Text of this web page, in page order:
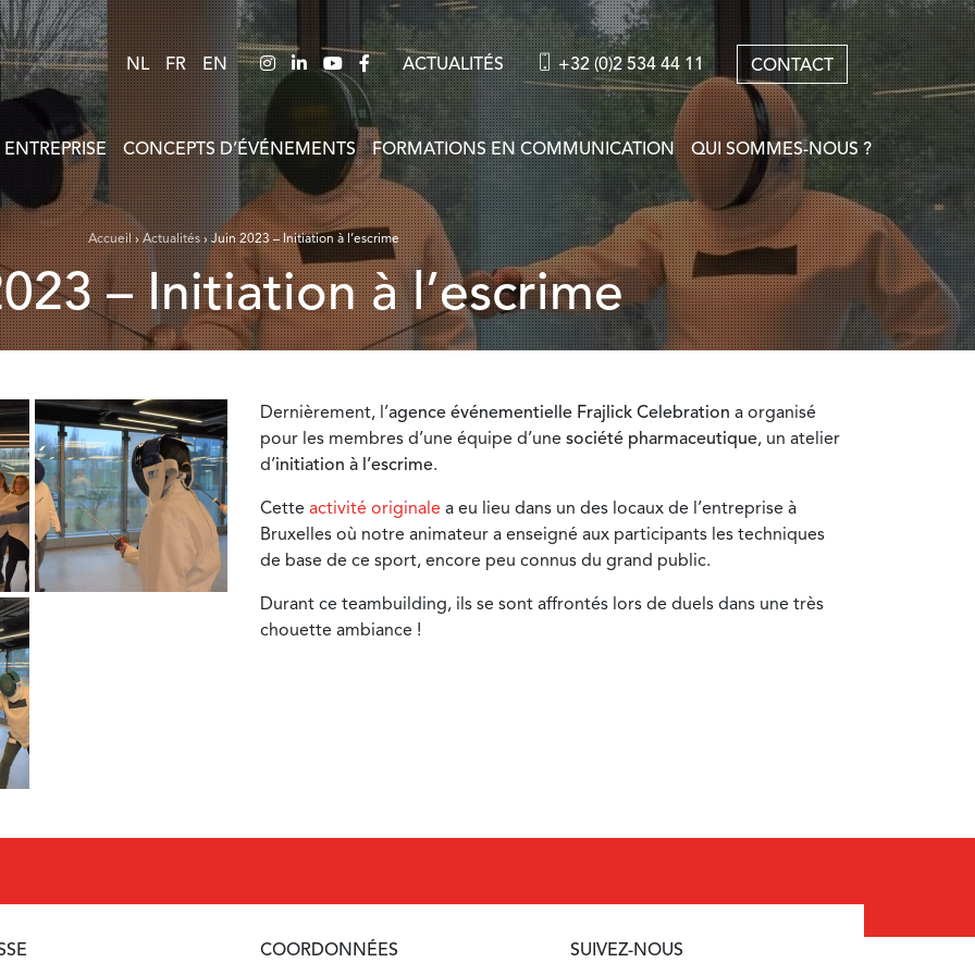
NL FR EN ACTUALITÉS +32 (0)2 534 44 11 CONTACT
CONCEPTS D’ÉVÉNEMENTS FORMATIONS EN COMMUNICATION QUI SOMMES-NOUS ?
Accueil›Actualités›Juin 2023 – Initiation à l’escrime
– Initiation à l’escrime
Dernièrement, l’agence événementielle Frajlick Celebration a organisé
pour les membres d’une équipe d’une société pharmaceutique, un atelier
d’initiation à l’escrime.
Cette activité originale a eu lieu dans un des locaux de l’entreprise à
Bruxelles où notre animateur a enseigné aux participants les techniques
de base de ce sport, encore peu connus du grand public.
Durant ce teambuilding, ils se sont affrontés lors de duels dans une très
chouette ambiance !
COORDONNÉES SUIVEZ-NOUS